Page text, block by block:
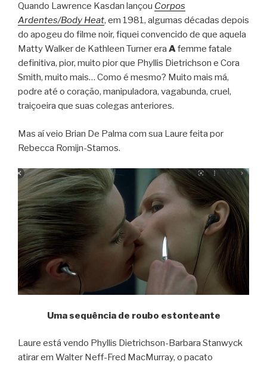
Quando Lawrence Kasdan lançou Corpos
Ardentes/Body Heat, em 1981, algumas décadas depois
do apogeu do filme noir, fiquei convencido de que aquela
Matty Walker de Kathleen Turner era Afemme fatale
definitiva, pior, muito pior que Phyllis Dietrichson e Cora
Smith, muito mais… Como é mesmo? Muito mais má,
podre até o coração, manipuladora, vagabunda, cruel,
traiçoeira que suas colegas anteriores.
Mas aí veio Brian De Palma com sua Laure feita por
Rebecca Romijn-Stamos.
Uma sequência de roubo estonteante
Laure está vendo Phyllis Dietrichson-Barbara Stanwyck
atirar em Walter Neff-Fred MacMurray, o pacato